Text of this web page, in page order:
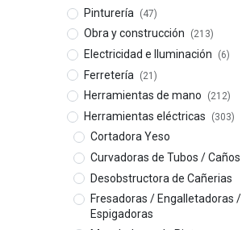
Pinturería
(47)
Obra y construcción (213)
Electricidad e Iluminación (6)
Ferretería (21)
Herramientas de mano (212)
Herramientas eléctricas (303)
Cortadora Yeso
Curvadoras de Tubos / Caños
Desobstructora de Cañerias
Fresadoras / Engalletadoras /
Espigadoras